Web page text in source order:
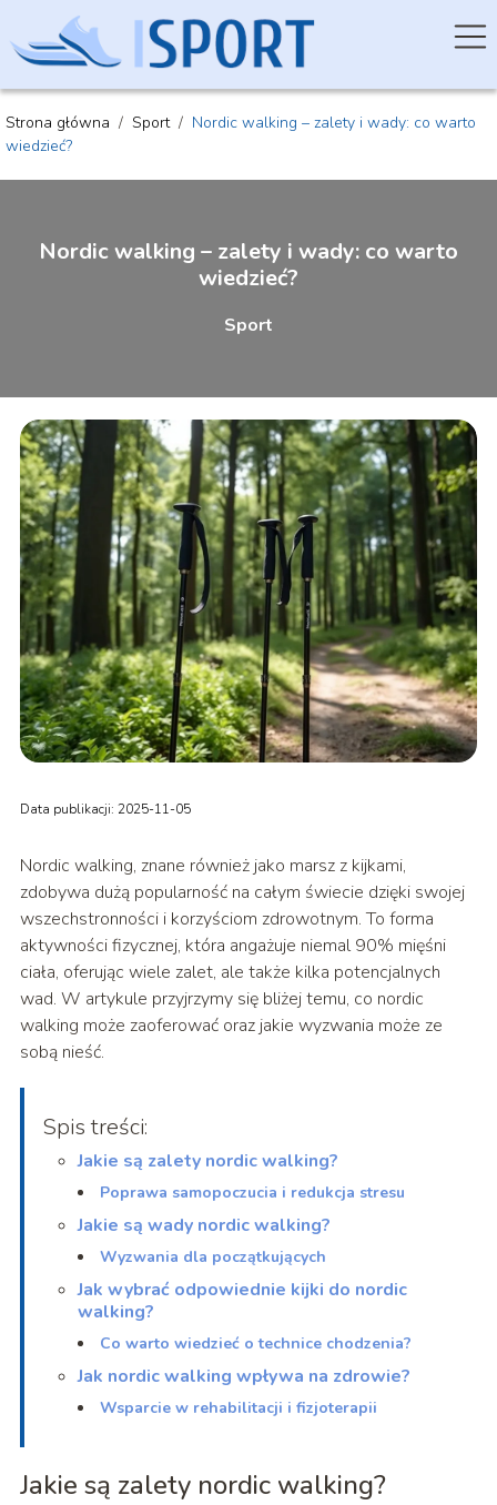
Strona główna / Sport / Nordic walking – zalety i wady: co warto
wiedzieć?
Nordic walking – zalety i wady: co warto
wiedzieć?
Sport
Data publikacji: 2025-11-05
Nordic walking, znane również jako marsz z kijkami,
zdobywa dużą popularność na całym świecie dzięki swojej
wszechstronności i korzyściom zdrowotnym. To forma
aktywności fizycznej, która angażuje niemal 90% mięśni
ciała, oferując wiele zalet, ale także kilka potencjalnych
wad. W artykule przyjrzymy się bliżej temu, co nordic
walking może zaoferować oraz jakie wyzwania może ze
sobą nieść.
Spis treści:
Jakie są zalety nordic walking?
Poprawa samopoczucia i redukcja stresu
Jakie są wady nordic walking?
Wyzwania dla początkujących
Jak wybrać odpowiednie kijki do nordic
walking?
Co warto wiedzieć o technice chodzenia?
Jak nordic walking wpływa na zdrowie?
Wsparcie w rehabilitacji i fizjoterapii
Jakie są zalety nordic walking?